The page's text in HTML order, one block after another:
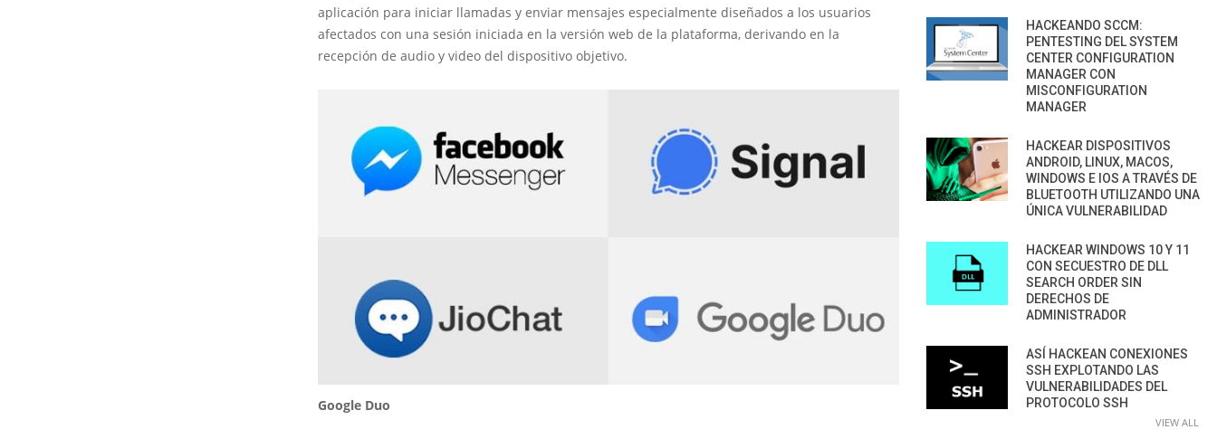
aplicación para iniciar llamadas y enviar mensajes especialmente diseñados a los usuarios
afectados con una sesión iniciada en la versión web de la plataforma, derivando en la
recepción de audio y video del dispositivo objetivo.
Google Duo
HACKEANDO SCCM:
PENTESTING DEL SYSTEM
CENTER CONFIGURATION
MANAGER CON
MISCONFIGURATION
MANAGER
HACKEAR DISPOSITIVOS
ANDROID, LINUX, MACOS,
WINDOWS E IOS A TRAVÉS DE
BLUETOOTH UTILIZANDO UNA
ÚNICA VULNERABILIDAD
HACKEAR WINDOWS 10 Y 11
CON SECUESTRO DE DLL
SEARCH ORDER SIN
DERECHOS DE
ADMINISTRADOR
ASÍ HACKEAN CONEXIONES
SSH EXPLOTANDO LAS
VULNERABILIDADES DEL
PROTOCOLO SSH
VIEW ALL